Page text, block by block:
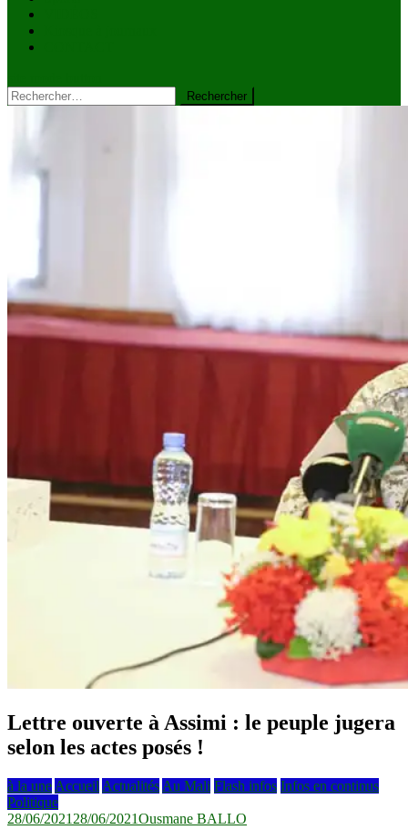
Rechercher :
Lettre ouverte à Assimi : le peuple jugera
selon les actes posés !
à la une Accueil Actualités Au Mali Flash infos Infos en continus
Politique
28/06/2021 28/06/2021Ousmane BALLO